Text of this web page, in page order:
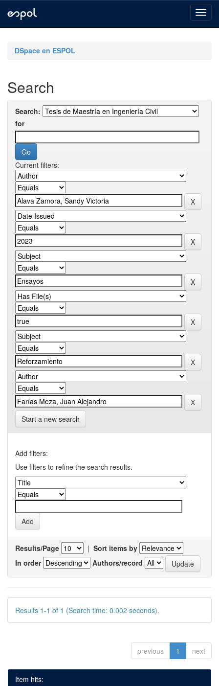
navigationDSpace en ESPOL
Search
Search:
for
Current filters:
Start a new search
Add filters:
Use filters to refine the search results.
Results/Page | Sort items by
In order
Authors/record
Results 1-1 of 1 (Search time: 0.002 seconds).
previous 1 next
Item hits: